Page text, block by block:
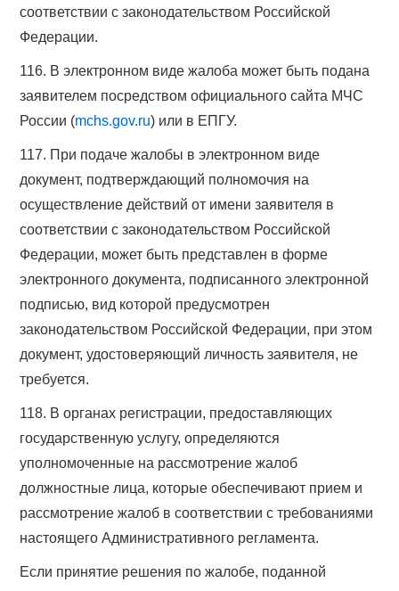
соответствии с законодательством Российской
Федерации.
116. В электронном виде жалоба может быть подана
заявителем посредством официального сайта МЧС
России (mchs.gov.ru) или в ЕПГУ.
117. При подаче жалобы в электронном виде
документ, подтверждающий полномочия на
осуществление действий от имени заявителя в
соответствии с законодательством Российской
Федерации, может быть представлен в форме
электронного документа, подписанного электронной
подписью, вид которой предусмотрен
законодательством Российской Федерации, при этом
документ, удостоверяющий личность заявителя, не
требуется.
118. В органах регистрации, предоставляющих
государственную услугу, определяются
уполномоченные на рассмотрение жалоб
должностные лица, которые обеспечивают прием и
рассмотрение жалоб в соответствии с требованиями
настоящего Административного регламента.
Если принятие решения по жалобе, поданной